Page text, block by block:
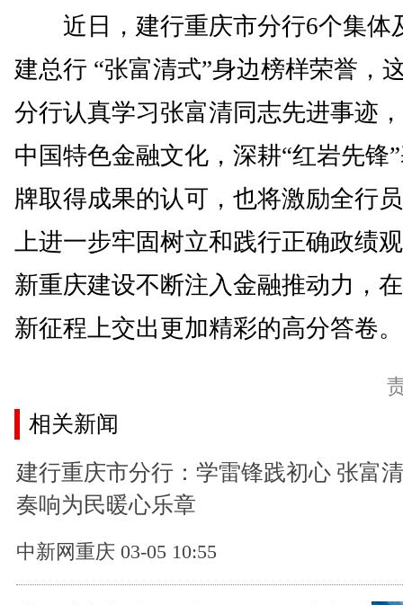
近日，建行重庆市分行6个集体
建总行 “张富清式”身边榜样荣誉，
分行认真学习张富清同志先进事迹
中国特色金融文化，深耕“红岩先锋
牌取得成果的认可，也将激励全行
上进一步牢固树立和践行正确政绩
新重庆建设不断注入金融推动力，
新征程上交出更加精彩的高分答卷
相关新闻
建行重庆市分行：学雷锋践初心 张富
奏响为民暖心乐章
中新网重庆 03-05 10:55